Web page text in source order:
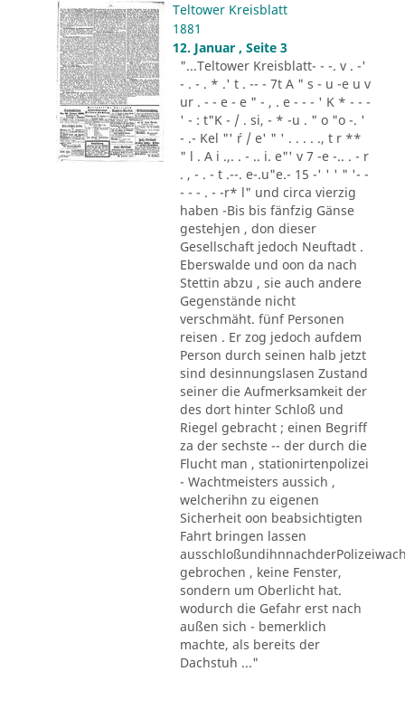
Teltower Kreisblatt
1881
12. Januar , Seite 3
"...Teltower Kreisblatt- - -. v . -'
- . - . * .' t . -- - 7t A " s - u -e u v
ur . - - e - e " - , . e - - - ' K * - - -
' - : t"K - / . si, - * -u . " o "o -. '
- .- Kel "' ´r / e' " ' . . . . ., t r **
" l . A i .,. . - .. i. e"' v 7 -e -.. . - r
. , - . - t .--. e-.u"e.- 15 -' ' ' " '- -
- - - . - -r* l" und circa vierzig
haben -Bis bis fänfzig Gänse
gestehjen , don dieser
Gesellschaft jedoch Neuftadt .
Eberswalde und oon da nach
Stettin abzu , sie auch andere
Gegenstände nicht
verschmäht. fünf Personen
reisen . Er zog jedoch aufdem
Person durch seinen halb jetzt
sind desinnungslasen Zustand
seiner die Aufmerksamkeit der
des dort hinter Schloß und
Riegel gebracht ; einen Begriff
za der sechste -- der durch die
Flucht man , stationirtenpolizei
- Wachtmeisters aussich ,
welcherihn zu eigenen
Sicherheit oon beabsichtigten
Fahrt bringen lassen
gebrochen , keine Fenster,
sondern um Oberlicht hat.
wodurch die Gefahr erst nach
außen sich - bemerklich
machte, als bereits der
Dachstuh ..."